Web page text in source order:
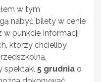
w tym
nabyć bilety w cenie
w punkcie Informacji
którzy chcieliby
spektakl 5 grudnia o